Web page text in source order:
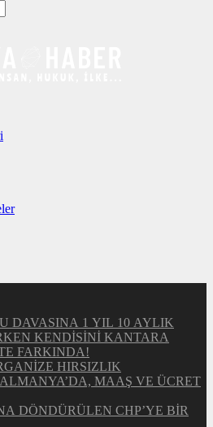
DAVASINA 1 YIL 10 AYLIK
KENDİSİNİ KANTARA
FARKINDA!
HIRSIZLIK
MAAŞ VE ÜCRET
DÖNDÜRÜLEN CHP’YE BİR